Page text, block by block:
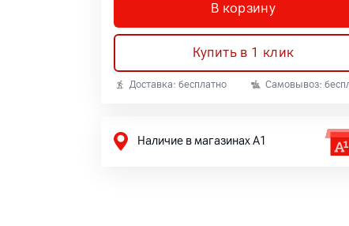
В корзину
Купить в 1 клик
Доставка: бесплатно Самовывоз:
Наличие в магазинах А1